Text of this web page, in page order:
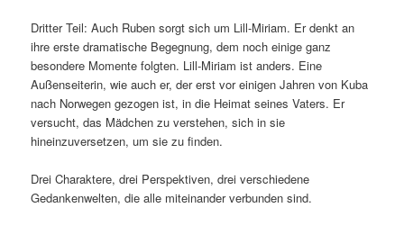
Dritter Teil: Auch Ruben sorgt sich um Lill-Miriam. Er denkt an
ihre erste dramatische Begegnung, dem noch einige ganz
besondere Momente folgten. Lill-Miriam ist anders. Eine
Außenseiterin, wie auch er, der erst vor einigen Jahren von Kuba
nach Norwegen gezogen ist, in die Heimat seines Vaters. Er
versucht, das Mädchen zu verstehen, sich in sie
hineinzuversetzen, um sie zu finden.
Drei Charaktere, drei Perspektiven, drei verschiedene
Gedankenwelten, die alle miteinander verbunden sind.